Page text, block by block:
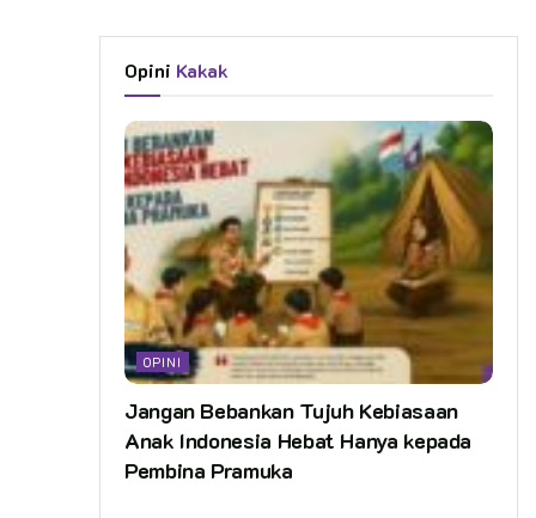
Opini Kakak
OPINI
Jangan Bebankan Tujuh Kebiasaan
Anak Indonesia Hebat Hanya kepada
Pembina Pramuka